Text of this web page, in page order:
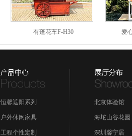
有蓬花车F-H30 爱
恒馨遮阳系列
户外休闲家具
工程个性定制
北京体验馆
海坨山谷花园
深圳馨宁居